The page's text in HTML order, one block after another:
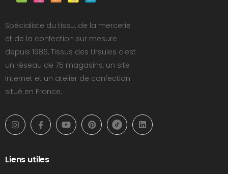
Spécialiste du tissu, de la mercerie
et de la confection sur mesure
depuis 1986, Tissus des Ursules c'est
un réseau de 75 magasins, un site
Internet et un atelier de confection
situé en France.
Liens utiles